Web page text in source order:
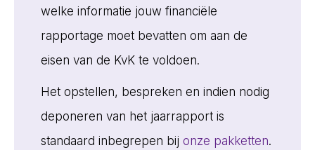
welke informatie jouw financiële
rapportage moet bevatten om aan de
eisen van de KvK te voldoen.
Het opstellen, bespreken en indien nodig
deponeren van het jaarrapport is
standaard inbegrepen bij onze pakketten.